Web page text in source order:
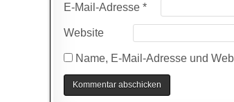
E-Mail-Adresse*
Website
Name, E-Mail-Adresse und